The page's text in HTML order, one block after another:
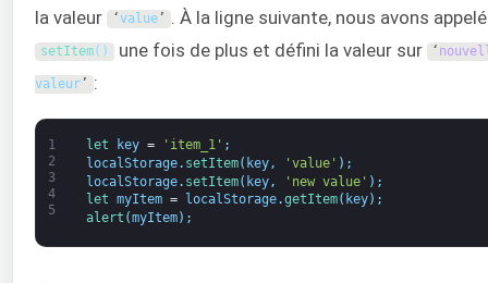
la valeur
‘value’ . À la ligne suivante, nous avons appelé
setItem( ) une fois de plus et défini la valeur sur ‘
valeur ’ :
1
2
3
4
5
let key = 'item_1' ;
localStorage. setItem( key, 'value' ) ;
localStorage. setItem( key, 'new value' ) ;
let myItem = localStorage.getItem( key) ;
alert (myItem) ;